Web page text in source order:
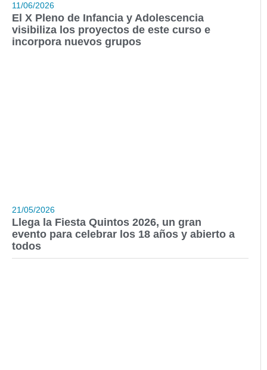
11/06/2026
El X Pleno de Infancia y Adolescencia
visibiliza los proyectos de este curso e
incorpora nuevos grupos
21/05/2026
Llega la Fiesta Quintos 2026, un gran
evento para celebrar los 18 años y abierto a
todos